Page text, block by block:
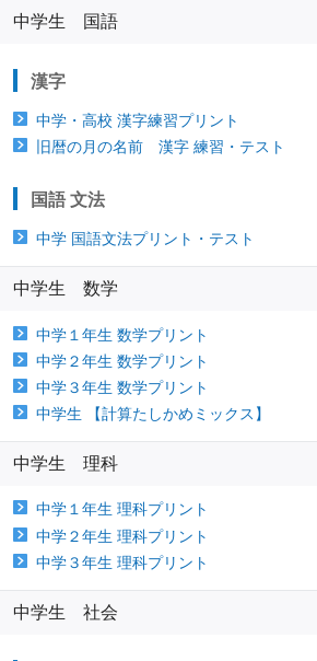
中学生 国語
漢字
中学・高校 漢字練習プリント
旧暦の月の名前 漢字 練習・テスト
国語 文法
中学 国語文法プリント・テスト
中学生 数学
中学１年生 数学プリント
中学２年生 数学プリント
中学３年生 数学プリント
中学生 【計算たしかめミックス】
中学生 理科
中学１年生 理科プリント
中学２年生 理科プリント
中学３年生 理科プリント
中学生 社会